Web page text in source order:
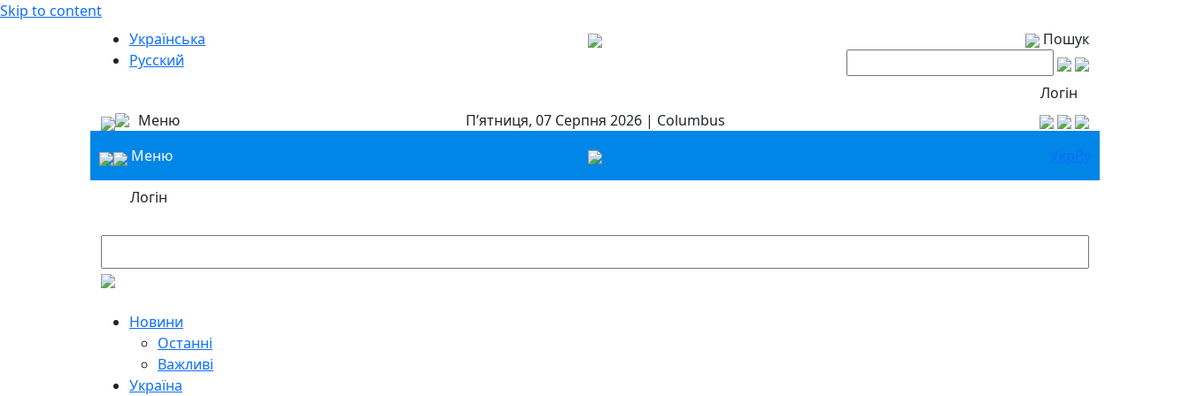
Skip to content
Українська
Русский
Пошук
Логін
Меню
П’ятниця, 07 Серпня 2026 | Columbus
Меню
УкрРу
Логін
Новини
Останні
Важливі
Україна